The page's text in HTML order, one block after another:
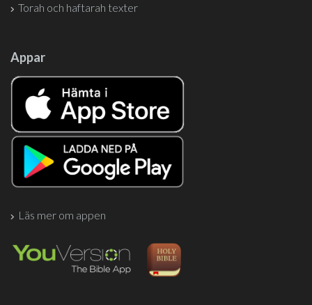
Torah och haftarah texter
Appar
Läs mer om appen